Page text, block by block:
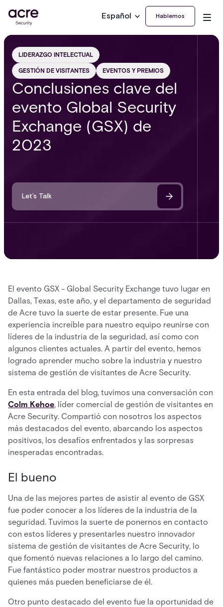
Español Hablemos
LIDERAZGO INTELECTUAL
GESTIÓN DE VISITANTES EVENTOS Y PREMIOS
Conclusiones clave del
evento Global Security
Exchange (GSX) de
2023
Let’s Talk
El evento GSX - Global Security Exchange tuvo lugar en
Dallas, Texas, este año, y el departamento de seguridad
de Acre tuvo la suerte de estar presente. Fue una
experiencia increíble para nuestro equipo reunirse con
líderes de la industria de la seguridad, así como con
algunos clientes actuales. A partir del evento, hemos
logrado aprender mucho sobre la industria y nuestro
sistema de gestión de visitantes de Acre Security.
En esta entrada del blog, tuvimos una conversación con
Colm Kehoe, líder comercial de gestión de visitantes en
Acre Security. Compartió con nosotros los aspectos
más destacados del evento, abarcando los aspectos
positivos, los desafíos enfrentados y las sorpresas
inesperadas encontradas.
El bueno
Una de las mejores partes de asistir al evento de GSX
fue poder conocer a los líderes de la industria de la
seguridad. Tuvimos la suerte de ponernos en contacto
con estos líderes y presentarles nuestro innovador
sistema de gestión de visitantes de Acre Security, lo
que fomentó nuevas relaciones a lo largo del camino.
Fue fantástico poder mostrar nuestros productos a
quienes más pueden beneficiarse de él.
Otro punto destacado del evento fue la oportunidad de